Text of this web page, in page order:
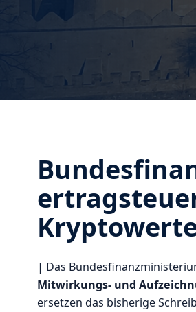
| Das
Mitwirkungs- und
ersetzen das bisherige